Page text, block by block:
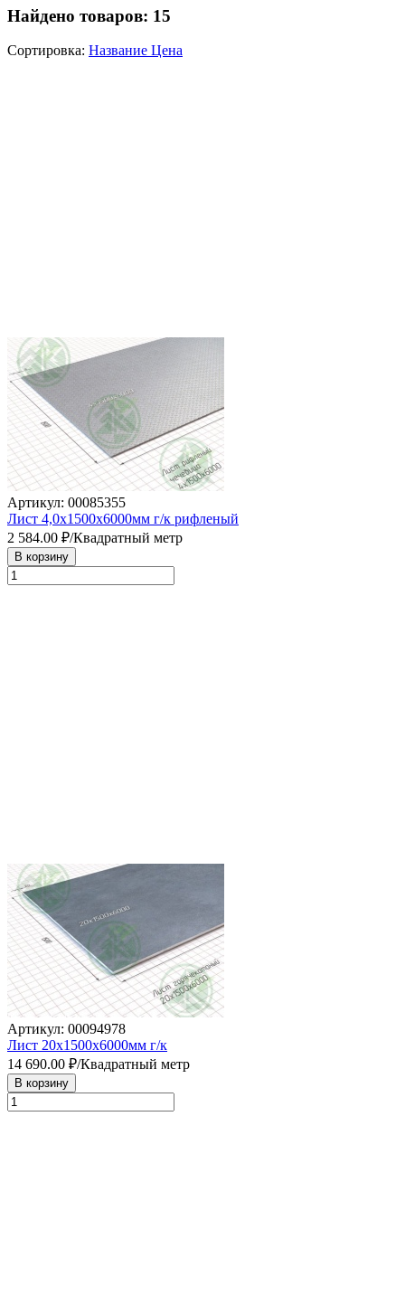
Найдено товаров: 15
Сортировка: Название Цена
Артикул: 00085355
Лист 4,0х1500х6000мм г/к рифленый
2 584.00 ₽/Квадратный метр
В корзину
Артикул: 00094978
Лист 20х1500х6000мм г/к
14 690.00 ₽/Квадратный метр
В корзину